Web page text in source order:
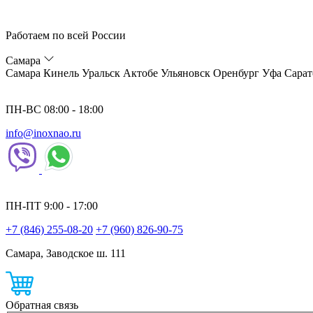
Работаем по всей России
Самара
Самара Кинель Уральск Актобе Ульяновск Оренбург Уфа
ПН-ВС 08:00 - 18:00
info@inoxnao.ru
ПН-ПТ 9:00 - 17:00
+7 (846) 255-08-20 +7 (960) 826-90-75
Самара, Заводское ш. 111
Обратная связь